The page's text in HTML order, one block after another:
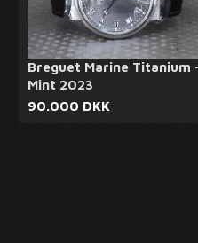
Breguet Marine Titanium
Mint 2023
90.000 DKK